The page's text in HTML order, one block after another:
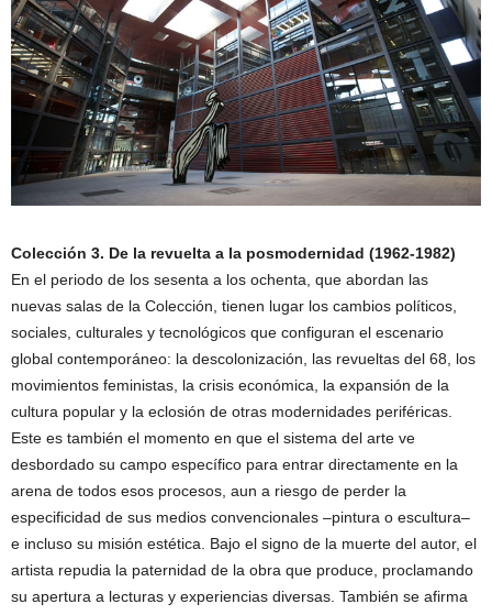
Colección 3. De la revuelta a la posmodernidad (1962-1982)
En el periodo de los sesenta a los ochenta, que abordan las
nuevas salas de la Colección, tienen lugar los cambios políticos,
sociales, culturales y tecnológicos que configuran el escenario
global contemporáneo: la descolonización, las revueltas del 68, los
movimientos feministas, la crisis económica, la expansión de la
cultura popular y la eclosión de otras modernidades periféricas.
Este es también el momento en que el sistema del arte ve
desbordado su campo específico para entrar directamente en la
arena de todos esos procesos, aun a riesgo de perder la
especificidad de sus medios convencionales –pintura o escultura–
e incluso su misión estética. Bajo el signo de la muerte del autor, el
artista repudia la paternidad de la obra que produce, proclamando
su apertura a lecturas y experiencias diversas. También se afirma